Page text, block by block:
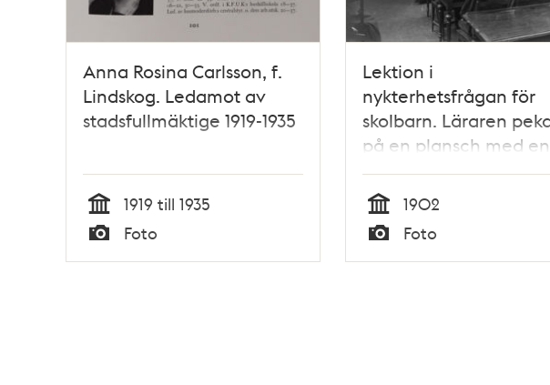
Anna Rosina Carlsson, f.
Lindskog. Ledamot av
stadsfullmäktige 1919-1935
Tid
1919 till 1935
Typ
Foto
Lektion i
nykterhetsfrågan för
skolbarn. Läraren
på en plansch med en
lever.
Tid
1902
Typ
Foto